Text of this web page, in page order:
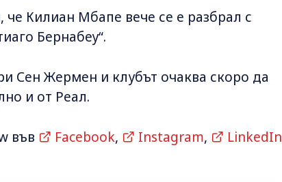
че Килиан Мбапе вече се е разбрал с
Бернабеу“.
Сен Жермен и клубът очаква скоро да
и от Реал.
във Facebook, Instagram,
LinkedIn